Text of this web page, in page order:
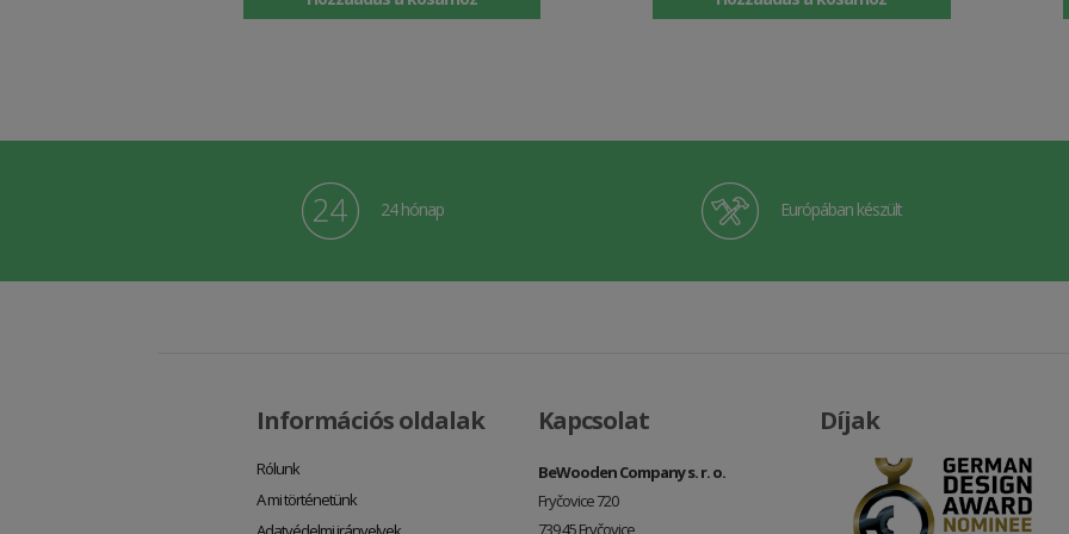
24 hónap Európában készült
Információs oldalak
Rólunk
A mi történetünk
Kapcsolat
BeWooden Company s. r. o.
Fryčovice 720
739 45 Fryčovice
Díjak